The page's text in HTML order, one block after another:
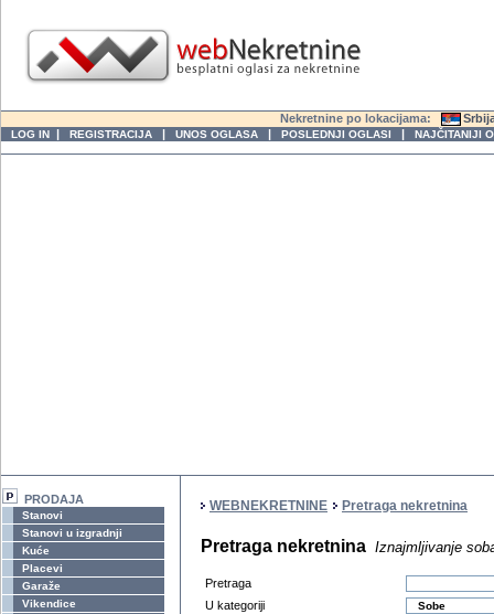
Nekretnine po lokacijama:
LOG IN | REGISTRACIJA | UNOS OGLASA | POSLEDNJI OGLASI | NAJČITANIJI
PRODAJA
Stanovi
Stanovi u izgradnji
Kuće
Placevi
Garaže
Vikendice
WEBNEKRETNINE Pretraga nekretnina
Pretraga nekretnina Iznajmljivanje
Pretraga
U kategoriji